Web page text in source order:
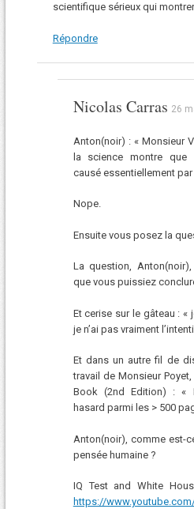
scientifique sérieux qui
Répondre
Nicolas Carras 26
Anton(noir) : « Monsieur
la science montre que
causé essentiellement
Nope.
Ensuite vous posez la
La question,
que vous puissiez
Et cerise sur le gâteau : «
je n’ai pas vraiment
Et dans un autre fil de
travail de Monsieur
Book (2nd Edition) : «
hasard parmi les > 500
Anton(noir), comme est-
pensée humaine ?
IQ Test and White
https://